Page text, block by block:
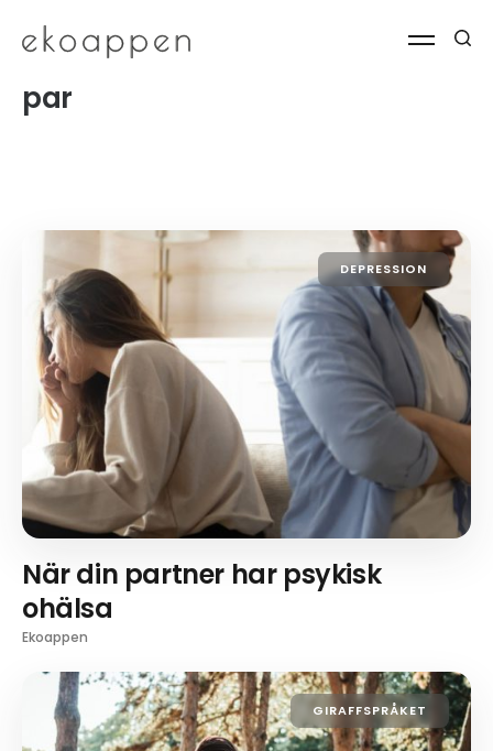
par
DEPRESSION
När din partner har psykisk
ohälsa
Ekoappen
GIRAFFSPRÅKET